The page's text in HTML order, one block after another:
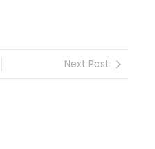
Next Post